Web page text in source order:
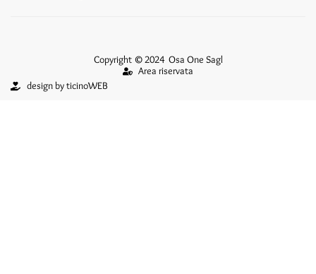
Copyright © 2024 Osa One Sagl
Area riservata
design by ticinoWEB